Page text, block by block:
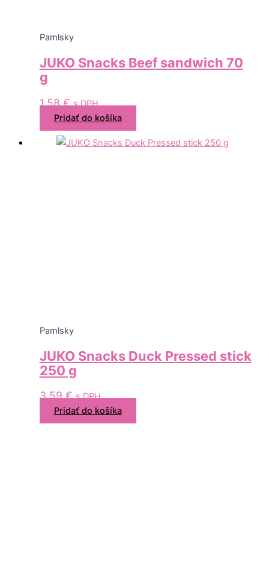
Pamlsky
JUKO Snacks Beef sandwich 70
g
1,58€ s DPH
Pridať do košíka
Pamlsky
JUKO Snacks Duck Pressed stick
250 g
3,59€ s DPH
Pridať do košíka